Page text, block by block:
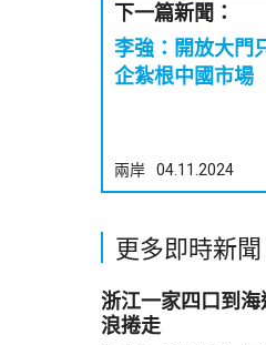
下一篇新聞：
李強：開放大
企紮根中國市場
兩岸 04.11.2024
更多即時新聞
浙江一家四口到
浪捲走